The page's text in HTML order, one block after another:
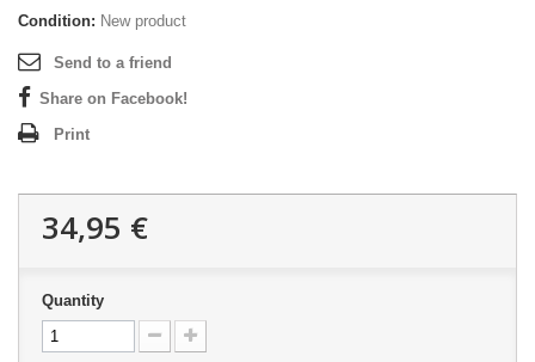
Condition: New product
Send to a friend
Share on Facebook!
Print
34,95 €
Quantity